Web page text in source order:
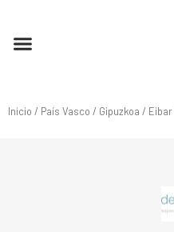
Inicio / País Vasco / Gipuzkoa / Eibar